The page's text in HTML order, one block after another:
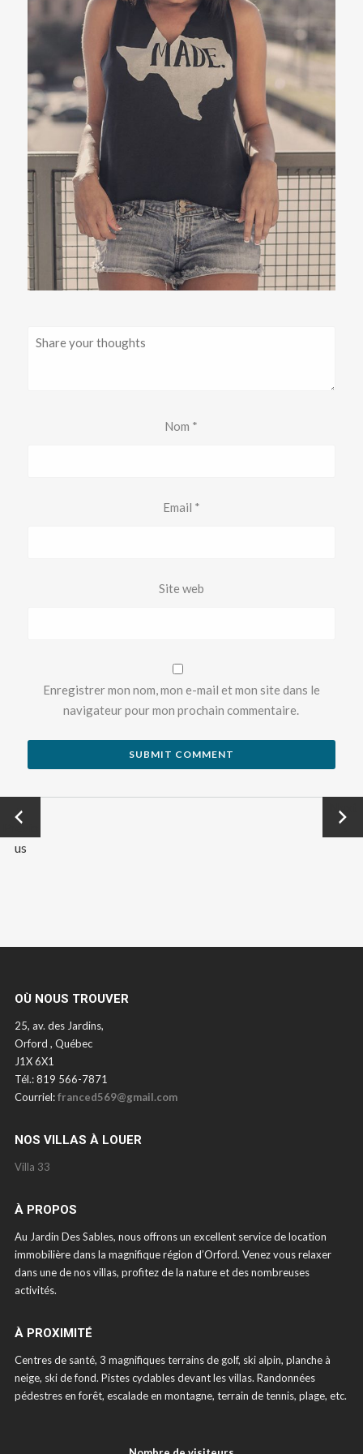
Nom *
Email *
Site web
Enregistrer mon nom, mon e-mail et mon site dans le
navigateur pour mon prochain commentaire.
Previo
us
→
OÙ NOUS TROUVER
25, av. des Jardins,
Orford , Québec
J1X 6X1
Tél.: 819 566-7871
Courriel:franced569@gmail.com
NOS VILLAS À LOUER
Villa 33
À PROPOS
Au Jardin Des Sables, nous offrons un excellent service de location
immobilière dans la magnifique région d’Orford. Venez vous relaxer
dans une de nos villas, profitez de la nature et des nombreuses
activités.
À PROXIMITÉ
Centres de santé, 3 magnifiques terrains de golf, ski alpin, planche à
neige, ski de fond. Pistes cyclables devant les villas. Randonnées
pédestres en forêt, escalade en montagne, terrain de tennis, plage, etc.